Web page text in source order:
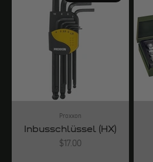
Proxxon
Inbusschlüssel (HX)
Angebot
$17.00